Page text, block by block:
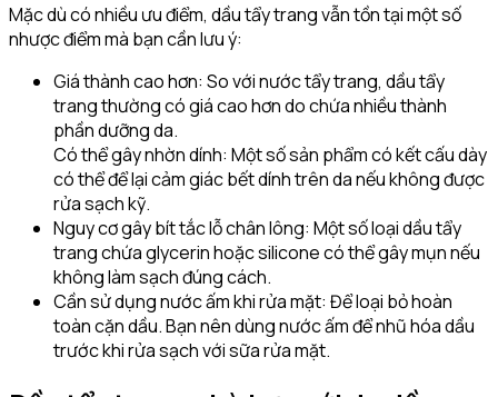
Mặc dù có nhiều ưu điểm, dầu tẩy trang vẫn tồn tại một số
nhược điểm mà bạn cần lưu ý:
Giá thành cao hơn: So với nước tẩy trang, dầu tẩy
trang thường có giá cao hơn do chứa nhiều thành
phần dưỡng da.
Có thể gây nhờn dính: Một số sản phẩm có kết cấu dày
có thể để lại cảm giác bết dính trên da nếu không được
rửa sạch kỹ.
Nguy cơ gây bít tắc lỗ chân lông: Một số loại dầu tẩy
trang chứa glycerin hoặc silicone có thể gây mụn nếu
không làm sạch đúng cách.
Cần sử dụng nước ấm khi rửa mặt: Để loại bỏ hoàn
toàn cặn dầu. Bạn nên dùng nước ấm để nhũ hóa dầu
trước khi rửa sạch với sữa rửa mặt.